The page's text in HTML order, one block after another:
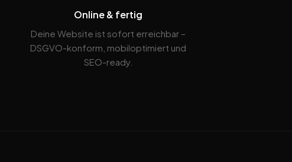
Online & fertig
Deine Website ist sofort erreichbar –
DSGVO-konform, mobiloptimiert und
SEO-ready.